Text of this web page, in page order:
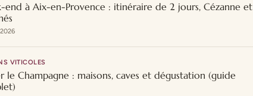
end à Aix-en-Provence : itinéraire de 2 jours, Cézanne et
VITICOLES
le Champagne : maisons, caves et dégustation (guide